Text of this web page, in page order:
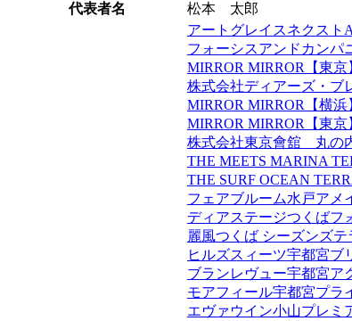
代表者名
松本 太郎
アートグレイスネクスト
フォーシスアンドカンパ
MIRROR MIRROR【東京
株式会社ディアーズ・ブ
MIRROR MIRROR【横浜
MIRROR MIRROR【東京
株式会社東京會舘 丸の
THE MEETS MARINA
THE SURF OCEAN
フェアブルーム水戸アメ
ディアステージつくばフ
麗風つくば シーズンズテ
ヒルズスィーツ宇都宮ブ
ブランレヴュー宇都宮ア
モアフィール宇都宮プラ
エヴァウイン小山プレミ